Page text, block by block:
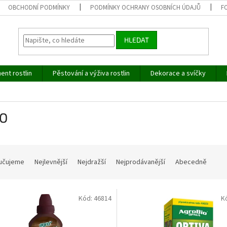
OBCHODNÍ PODMÍNKY PODMÍNKY OCHRANY OSOBNÍCH ÚDAJŮ
HLEDAT
rostlin Pěstování a výživa rostlin Dekorace a svíčky
Nejlevnější Nejdražší Nejprodávanější Abecedně
Kód: 46814